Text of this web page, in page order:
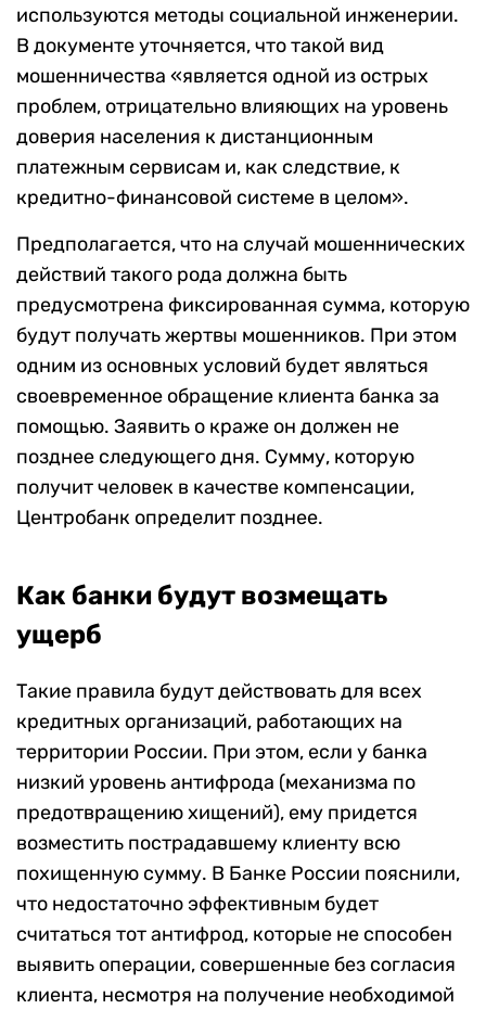
используются методы социальной инженерии.
В документе уточняется, что такой вид
мошенничества «является одной из острых
проблем, отрицательно влияющих на уровень
доверия населения к дистанционным
платежным сервисам и, как следствие, к
кредитно-финансовой системе в целом».
Предполагается, что на случай мошеннических
действий такого рода должна быть
предусмотрена фиксированная сумма, которую
будут получать жертвы мошенников. При этом
одним из основных условий будет являться
своевременное обращение клиента банка за
помощью. Заявить о краже он должен не
позднее следующего дня. Сумму, которую
получит человек в качестве компенсации,
Центробанк определит позднее.
Как банки будут возмещать
ущерб
Такие правила будут действовать для всех
кредитных организаций, работающих на
территории России. При этом, если у банка
низкий уровень антифрода (механизма по
предотвращению хищений), ему придется
возместить пострадавшему клиенту всю
похищенную сумму. В Банке России пояснили,
что недостаточно эффективным будет
считаться тот антифрод, которые не способен
выявить операции, совершенные без согласия
клиента, несмотря на получение необходимой